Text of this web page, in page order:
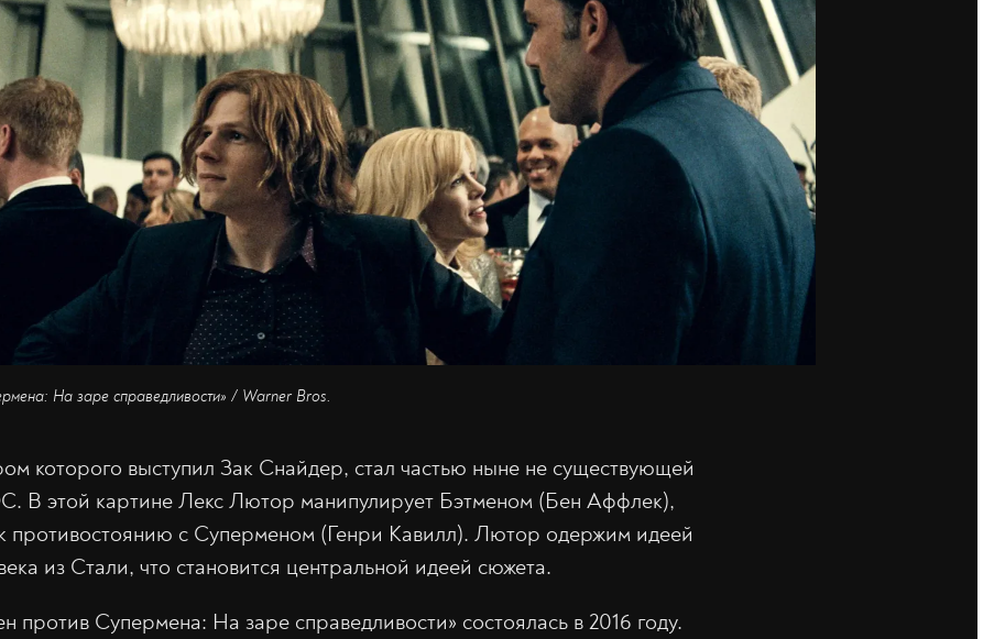
На заре справедливости» / Warner Bros.
которого выступил Зак Снайдер, стал частью ныне не существующей
В этой картине Лекс Лютор манипулирует Бэтменом (Бен Аффлек),
противостоянию с Суперменом (Генри Кавилл). Лютор одержим идеей
из Стали, что становится центральной идеей сюжета.
против Супермена: На заре справедливости» состоялась в 2016 году.